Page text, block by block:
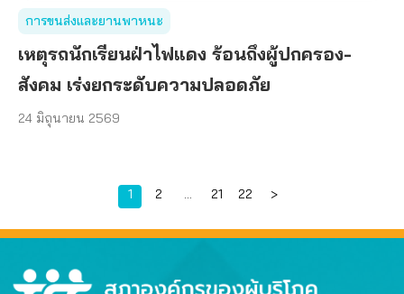
การขนส่งและยานพาหนะ
เหตุรถนักเรียนฝ่าไฟแดง ร้อนถึงผู้ปกครอง-
สังคม เร่งยกระดับความปลอดภัย
24 มิถุนายน 2569
Page
1 Page
2 … Page
21 Page
22 >